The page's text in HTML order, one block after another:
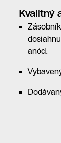
Kvalitný
anód.